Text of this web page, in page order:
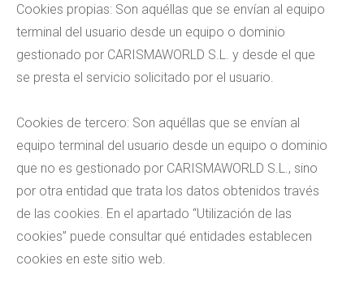
Cookies propias: Son aquéllas que se envían al equipo
terminal del usuario desde un equipo o dominio
gestionado por CARISMAWORLD S.L. y desde el que
se presta el servicio solicitado por el usuario.
Cookies de tercero: Son aquéllas que se envían al
equipo terminal del usuario desde un equipo o dominio
que no es gestionado por CARISMAWORLD S.L., sino
por otra entidad que trata los datos obtenidos través
de las cookies. En el apartado “Utilización de las
cookies” puede consultar qué entidades establecen
cookies en este sitio web.